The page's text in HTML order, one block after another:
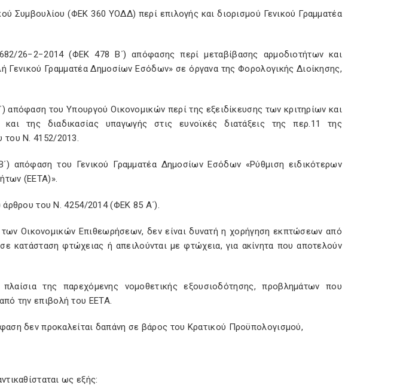
Συμβουλίου (ΦΕΚ 360 ΥΟΔΔ) περί επιλογής και διορισμού Γενικού Γραμματέα
26−2−2014 (ΦΕΚ 478 Β΄) απόφασης περί μεταβίβασης αρμοδιοτήτων και
Γενικού Γραμματέα Δημοσίων Εσόδων» σε όργανα της Φορολογικής Διοίκησης,
του Υπουργού Οικονομικών περί της εξειδίκευσης των κριτηρίων και
της διαδικασίας υπαγωγής στις ευνοϊκές διατάξεις της περ.11 της
του Ν. 4152/2013.
απόφαση του Γενικού Γραμματέα Δημοσίων Εσόδων «Ρύθμιση ειδικότερων
(ΕΕΤΑ)».
άρθρου του Ν. 4254/2014 (ΦΕΚ 85 Α΄).
των Οικονομικών Επιθεωρήσεων, δεν είναι δυνατή η χορήγηση εκπτώσεων από
κατάσταση φτώχειας ή απειλούνται με φτώχεια, για ακίνητα που αποτελούν
της παρεχόμενης νομοθετικής εξουσιοδότησης, προβλημάτων που
την επιβολή του ΕΕΤΑ.
δεν προκαλείται δαπάνη σε βάρος του Κρατικού Προϋπολογισμού,
ως εξής: